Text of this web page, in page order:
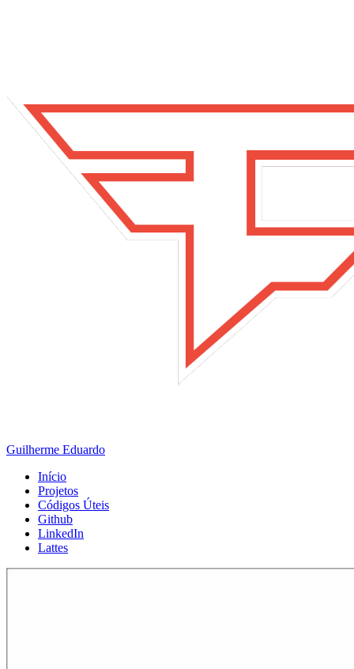
Guilherme Eduardo
Início
Projetos
Códigos Úteis
Github
LinkedIn
Lattes